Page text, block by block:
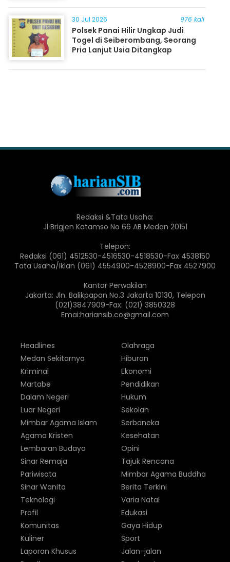
30 Jul 2026 976 kali
Polsek Panai Hilir Ungkap Judi
Togel di Seiberombang, Seorang
Pria Lanjut Usia Ditangkap
Redaksi &Tata Usaha:
Jl Brigjen Katamso No 66 AB Medan 20151
Telepon:
Redaksi (061) 4512530-4516530-4518530-Fax 4538150
Tata Usaha/Iklan (061) 4554900-4528900-Fax 4527900
Kantor Perwakilan
Jakarta: Jln. Balikpapan No.3 Jakarta 10130, Telepon
(021)3847909-Fax: (021) 3850328
Emai:hariansib.co@gmail.com
Headlines
Medan Sekitarnya
Kriminal
Martabe
Dalam Negeri
Luar Negeri
Olahraga
Hiburan
Ekonomi
Pendidikan
Hukum
Sekolah
Mimbar Agama Islam
Agama Kristen
Lembaran Budaya
Sinar Remaja
Pariwisata
Sinar Wanita
Serbaneka
Kesehatan
Opini
Tajuk Rencana
Mimbar Agama Buddha
Berita Terkini
Teknologi
Profil
Komunitas
Kuliner
Laporan Khusus
Varia Natal
Edukasi
Gaya Hidup
Sport
Jalan-jalan